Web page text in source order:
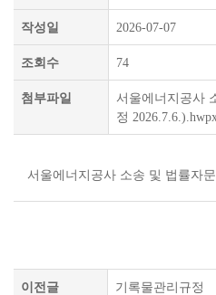
작성일 2026-07-07
조회수 74
첨부파일
서울에너지공사
정
서울에너지공사 소송 및 법률자
이전글 기록물관리규정